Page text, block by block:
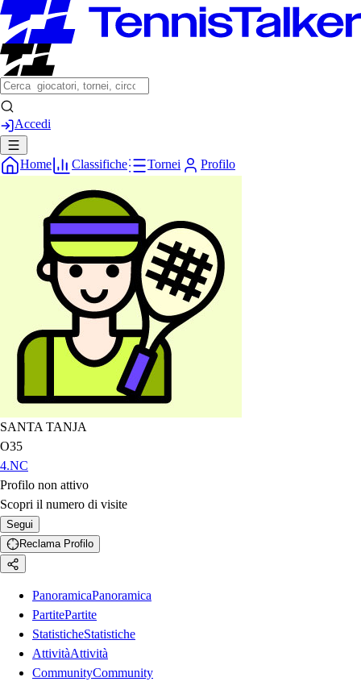
Accedi
Home Classifiche Tornei Profilo
SANTA TANJA
O35
4.NC
Profilo non attivo
Scopri il numero di visite
Segui
Reclama Profilo
PanoramicaPanoramica
PartitePartite
StatisticheStatistiche
AttivitàAttività
CommunityCommunity